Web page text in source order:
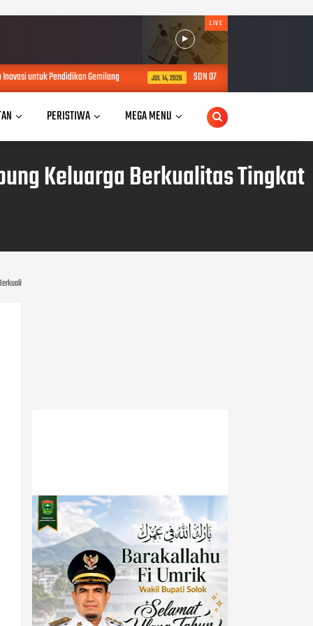
LIVE
Pendidikan Gemilang SDN 07 Kubu Gulai Bancah Bukittinggi
PERISTIWA MEGA MENU
Keluarga Berkualitas Tingkat
Tingkat Nasional Tahun 2026